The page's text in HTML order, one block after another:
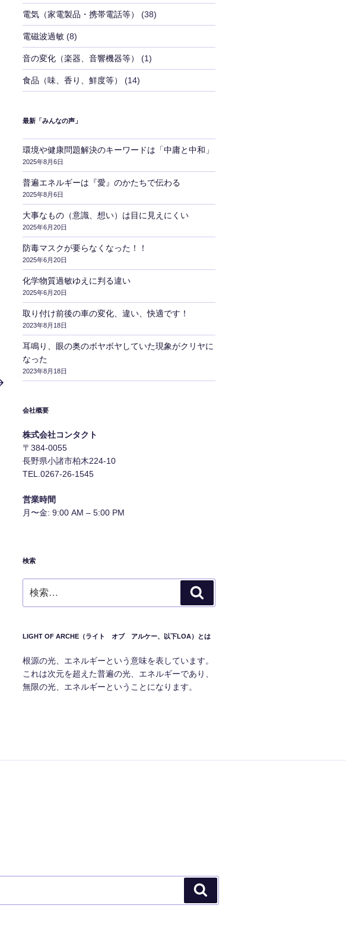
電気（家電製品・携帯電話等） (38)
電磁波過敏(8)
音の変化（楽器、音響機器等） (1)
食品（味、香り、鮮度等） (14)
最新「みんなの声」
環境や健康問題解決のキーワードは「中庸と中和」
2025年8月6日
普遍エネルギーは『愛』のかたちで伝わる
2025年8月6日
大事なもの（意識、想い）は目に見えにくい
2025年6月20日
防毒マスクが要らなくなった！！
2025年6月20日
化学物質過敏ゆえに判る違い
2025年6月20日
取り付け前後の車の変化、違い、快適です！
2023年8月18日
耳鳴り、眼の奥のボヤボヤしていた現象がクリヤに
なった
2023年8月18日
会社概要
株式会社コンタクト
〒384-0055
長野県小諸市柏木224-10
TEL.0267-26-1545
営業時間
月〜金: 9:00 AM – 5:00 PM
検索
索:
索
LIGHT OF ARCHE（ライト オブ アルケー、以下LOA）とは
根源の光、エネルギーという意味を表しています。
これは次元を超えた普遍の光、エネルギーであり、
無限の光、エネルギーということになります。
索